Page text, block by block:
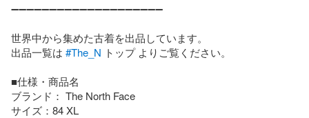
➖➖➖➖➖➖➖➖➖➖➖➖➖➖➖➖➖➖➖➖
世界中から集めた古着を出品しています。
出品一覧は #The_N トップ よりご覧ください。
■仕様・商品名
ブランド： The North Face
サイズ：84 XL